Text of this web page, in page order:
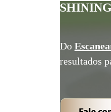
Do
resultados